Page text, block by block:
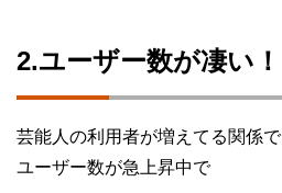
2.ユーザー数が凄い！
芸能人の利用者が増えてる関係で
ユーザー数が急上昇中で